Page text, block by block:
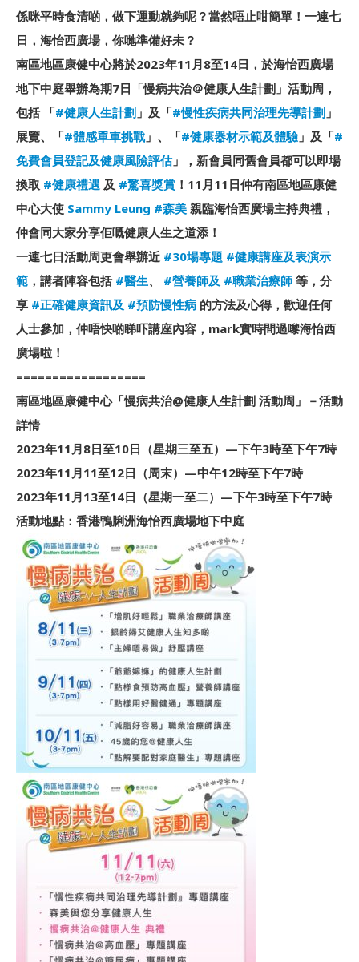
係咪平時食清啲，做下運動就夠呢？當然唔止咁簡單！一連七
日，海怡西廣場，你哋準備好未？
南區地區康健中心將於2023年11月8至14日，於海怡西廣場
地下中庭舉辦為期7日「慢病共治＠健康人生計劃」活動周，
包括 「#健康人生計劃 」及「#慢性疾病共同治理先導計劃 」
展覽、「#體感單車挑戰」、「#健康器材示範及體驗」及「#
免費會員登記及健康風險評估」，新會員同舊會員都可以即場
換取 #健康禮遇 及 #驚喜獎賞 ！11月11日仲有南區地區康健
中心大使 Sammy Leung #森美 親臨海怡西廣場主持典禮，
仲會同大家分享佢嘅健康人生之道添！
一連七日活動周更會舉辦近 #30場專題 #健康講座及表演示
範 ，講者陣容包括 #醫生、 #營養師及 #職業治療師 等，分
享 #正確健康資訊及 #預防慢性病 的方法及心得，歡迎任何
人士參加，仲唔快啲睇吓講座內容，mark實時間過嚟海怡西
廣場啦！
==================
南區地區康健中心「慢病共治@健康人生計劃 活動周」－活動
詳情
2023年11月8日至10日（星期三至五）—下午3時至下午7時
2023年11月11至12日（周末）—中午12時至下午7時
2023年11月13至14日（星期一至二）—下午3時至下午7時
活動地點：香港鴨脷洲海怡西廣場地下中庭